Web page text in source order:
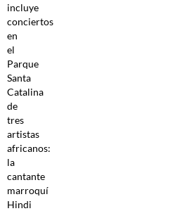
incluye
conciertos
en
el
Parque
Santa
Catalina
de
tres
artistas
africanos:
la
cantante
marroquí
Hindi